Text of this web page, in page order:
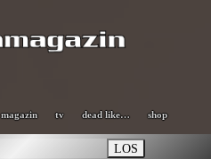
magazin tv dead like… shop
LOS